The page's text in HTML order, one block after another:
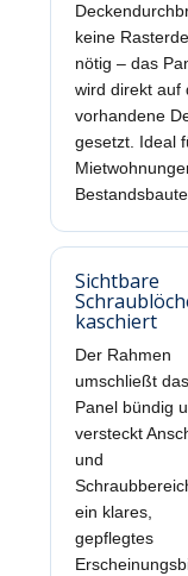
keine
nötig – das
wird direkt auf
vorhandene
gesetzt. Ideal
Sichtbare
kaschiert
Der Rahmen
umschließt das
Panel bündig
versteckt
und
ein klares,
gepflegtes